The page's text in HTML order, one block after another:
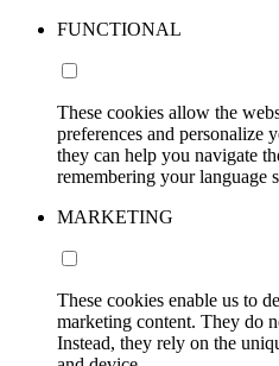
FUNCTIONAL
These cookies allow the
preferences and personalize
they can help you navigate
remembering your language
MARKETING
These cookies enable us to
marketing content. They do
Instead, they rely on the